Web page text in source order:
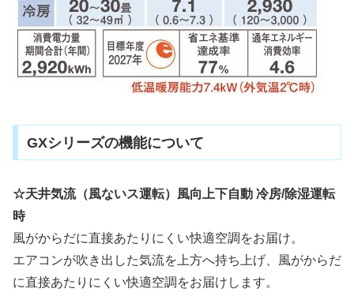
GXシリーズの機能について
☆天井気流（風ないス運転）風向上下自動 冷房/除湿運転
時
風がからだに直接あたりにくい快適空調をお届け。
エアコンが吹き出した気流を上方へ持ち上げ、風がからだ
に直接あたりにくい快適空調をお届けします。